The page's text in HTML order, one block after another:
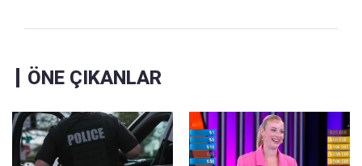
ÖNE ÇIKANLAR